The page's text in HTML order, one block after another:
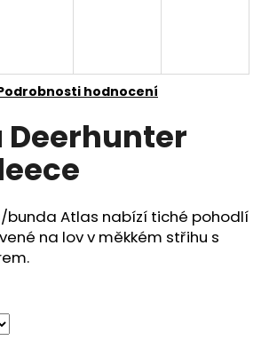
hodnocení
bunda Atlas nabízí tiché pohodlí
na lov v měkkém střihu s